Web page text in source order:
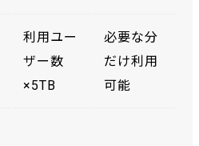
利用ユー
ザー数
×5TB
必要な分
だけ利用
可能